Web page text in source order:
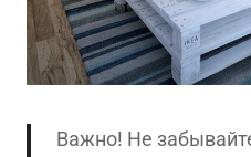
Важно! Не